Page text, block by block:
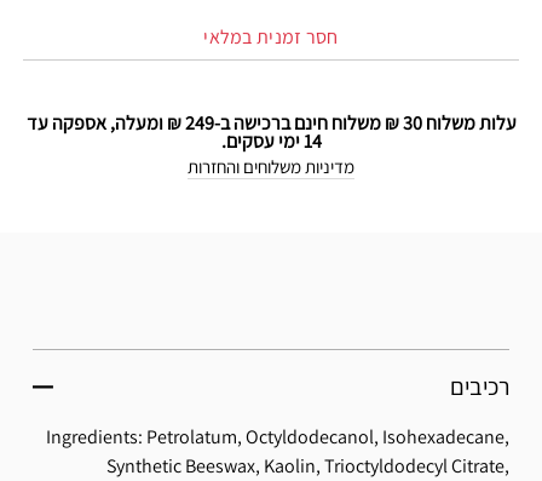
חסר זמנית במלאי
עלות משלוח 30 ₪ משלוח חינם ברכישה ב-249 ₪ ומעלה, אספקה עד
14 ימי עסקים.
מדיניות משלוחים והחזרות
רכיבים
Ingredients: Petrolatum, Octyldodecanol, Isohexadecane,
Synthetic Beeswax, Kaolin, Trioctyldodecyl Citrate,